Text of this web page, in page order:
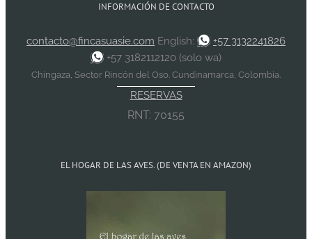
INFORMACIÓN DE CONTACTO
contacto@fincasuasie.com English:
+57 3132241826
+57 3182112120 (solo wa)
Chingaza, Sector Rincón del Oso. Cundinamarca, Colombia.
RESERVAS
RNT: 70155
EL HOGAR DE LAS AVES. (DE VENTA EN AMAZON)